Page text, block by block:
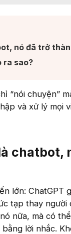
nó đã trở
ra sao?​
“nói chuyện”
và xử lý mọi
lớn: ChatGPT
tạp thay
nữa, mà có
lời nhắc.